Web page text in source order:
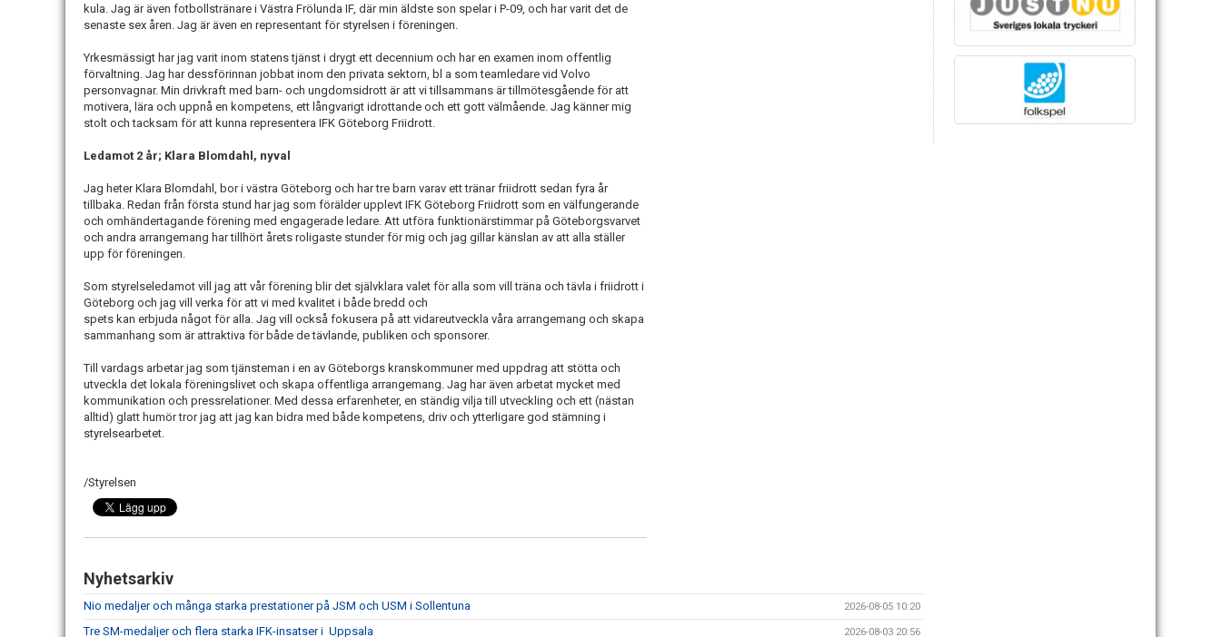
kula. Jag är även fotbollstränare i Västra Frölunda IF, där min äldste son spelar i P-09, och har varit det de
senaste sex åren. Jag är även en representant för styrelsen i föreningen.
Yrkesmässigt har jag varit inom statens tjänst i drygt ett decennium och har en examen inom offentlig
förvaltning. Jag har dessförinnan jobbat inom den privata sektorn, bl a som teamledare vid Volvo
personvagnar. Min drivkraft med barn- och ungdomsidrott är att vi tillsammans är tillmötesgående för att
motivera, lära och uppnå en kompetens, ett långvarigt idrottande och ett gott välmående. Jag känner mig
stolt och tacksam för att kunna representera IFK Göteborg Friidrott.
Ledamot 2 år; Klara Blomdahl, nyval
Jag heter Klara Blomdahl, bor i västra Göteborg och har tre barn varav ett tränar friidrott sedan fyra år
tillbaka. Redan från första stund har jag som förälder upplevt IFK Göteborg Friidrott som en välfungerande
och omhändertagande förening med engagerade ledare. Att utföra funktionärstimmar på Göteborgsvarvet
och andra arrangemang har tillhört årets roligaste stunder för mig och jag gillar känslan av att alla ställer
upp för föreningen.
Som styrelseledamot vill jag att vår förening blir det självklara valet för alla som vill träna och tävla i friidrott i
Göteborg och jag vill verka för att vi med kvalitet i både bredd och
spets kan erbjuda något för alla. Jag vill också fokusera på att vidareutveckla våra arrangemang och skapa
sammanhang som är attraktiva för både de tävlande, publiken och sponsorer.
Till vardags arbetar jag som tjänsteman i en av Göteborgs kranskommuner med uppdrag att stötta och
utveckla det lokala föreningslivet och skapa offentliga arrangemang. Jag har även arbetat mycket med
kommunikation och pressrelationer. Med dessa erfarenheter, en ständig vilja till utveckling och ett (nästan
alltid) glatt humör tror jag att jag kan bidra med både kompetens, driv och ytterligare god stämning i
styrelsearbetet.
/Styrelsen
Nyhetsarkiv
Nio medaljer och många starka prestationer på JSM och USM i Sollentuna 2026-08-05 10:20
Tre SM-medaljer och flera starka IFK-insatser i Uppsala 2026-08-03 20:56